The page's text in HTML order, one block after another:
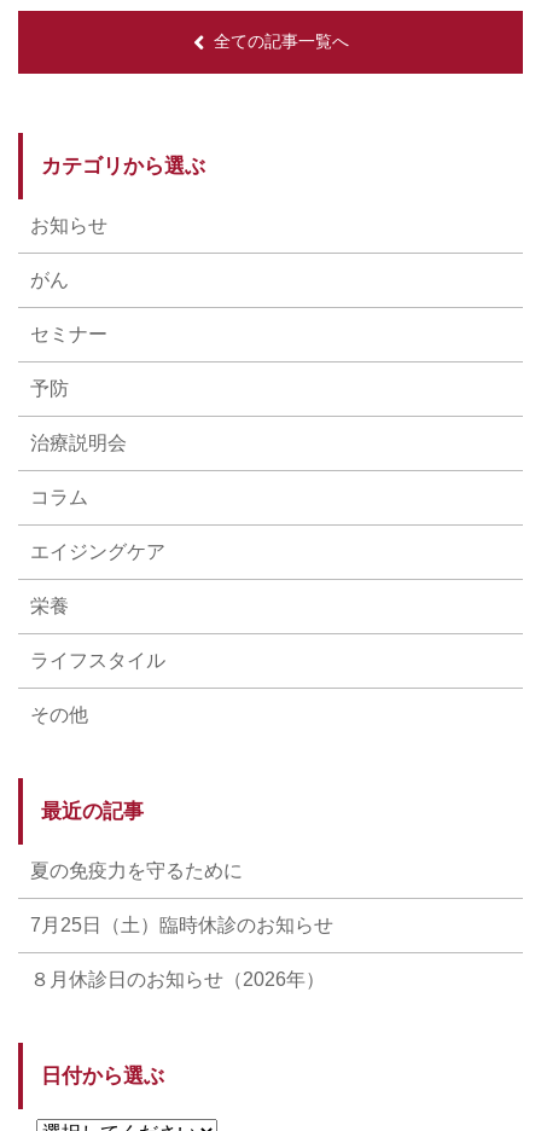
全ての記事一覧へ
カテゴリから選ぶ
お知らせ
がん
セミナー
予防
治療説明会
コラム
エイジングケア
栄養
ライフスタイル
その他
最近の記事
夏の免疫力を守るために
7月25日（土）臨時休診のお知らせ
８月休診日のお知らせ（2026年）
日付から選ぶ